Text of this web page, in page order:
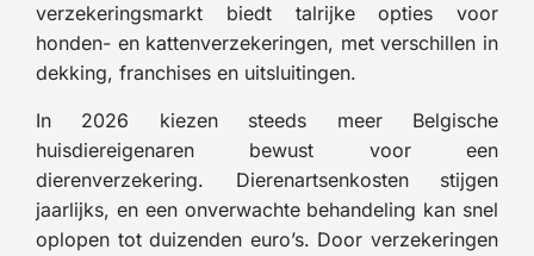
verzekeringsmarkt biedt talrijke opties voor
honden- en kattenverzekeringen, met verschillen in
dekking, franchises en uitsluitingen.
In 2026 kiezen steeds meer Belgische
huisdiereigenaren bewust voor een
dierenverzekering. Dierenartsenkosten stijgen
jaarlijks, en een onverwachte behandeling kan snel
oplopen tot duizenden euro’s. Door verzekeringen